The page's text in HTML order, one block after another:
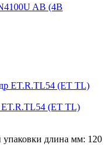
AB (4B
(ET TL)
длина мм: 120